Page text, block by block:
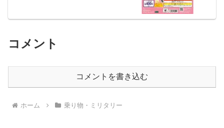
コメント
コメントを書き込む
ホーム 乗り物・ミリタリー